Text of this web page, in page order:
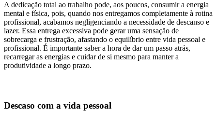
A dedicação total ao trabalho pode, aos poucos, consumir a energia
mental e física, pois, quando nos entregamos completamente à rotina
profissional, acabamos negligenciando a necessidade de descanso e
lazer. Essa entrega excessiva pode gerar uma sensação de
sobrecarga e frustração, afastando o equilíbrio entre vida pessoal e
profissional. É importante saber a hora de dar um passo atrás,
recarregar as energias e cuidar de si mesmo para manter a
produtividade a longo prazo.
Descaso com a vida pessoal